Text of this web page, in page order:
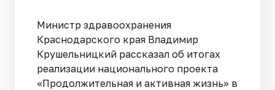
Министр здравоохранения
Краснодарского края Владимир
Крушельницкий рассказал об итогах
реализации национального проекта
«Продолжительная и активная жизнь» в